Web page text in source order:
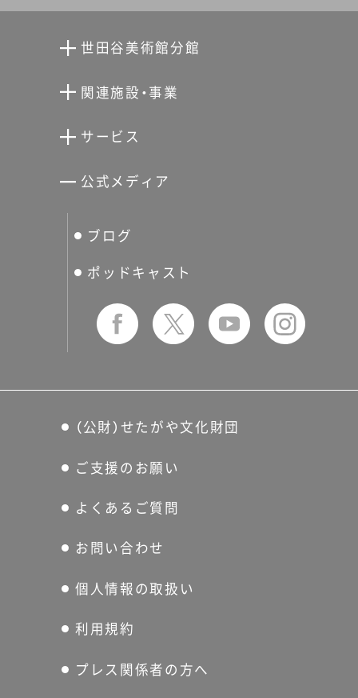
世田谷美術館分館
分館スケジュール
関連施設・事業
世田谷文学館
せたおん
サービス
せたがやアーツカード
友の会
公式メディア
ブログ
ポッドキャスト
（公財）せたがや文化財団
ご支援のお願い
よくあるご質問
お問い合わせ
個人情報の取扱い
利用規約
プレス関係者の方へ